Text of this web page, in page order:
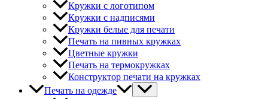
Кружки с логотипом
Кружки с надписями
Кружки белые для печати
Печать на пивных кружках
Цветные кружки
Печать на термокружках
Конструктор печати на кружках
Печать на одежде